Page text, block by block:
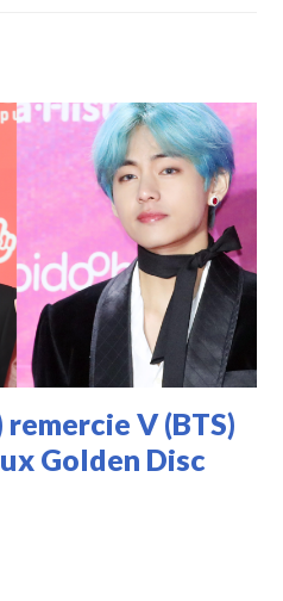
remercie V (BTS)
Golden Disc